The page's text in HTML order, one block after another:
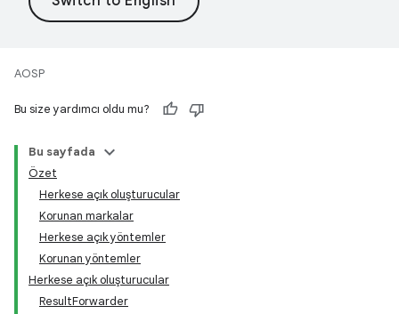
AOSP
Bu size yardımcı oldu mu?
Bu sayfada
Özet
Herkese açık oluşturucular
Korunan markalar
Herkese açık yöntemler
Korunan yöntemler
Herkese açık oluşturucular
ResultForwarder